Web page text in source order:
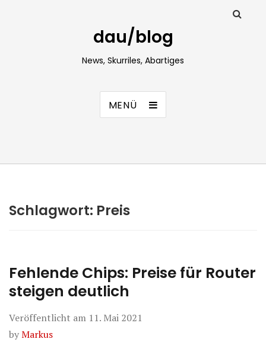
dau/blog
News, Skurriles, Abartiges
MENÜ
Schlagwort: Preis
Fehlende Chips: Preise für Router
steigen deutlich
Veröffentlicht am 11. Mai 2021
byMarkus